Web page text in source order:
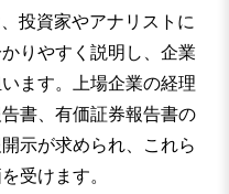
投資家やアナリストに
りやすく説明し、企業
ます。上場企業の経理
書、有価証券報告書の
示が求められ、これら
受けます。